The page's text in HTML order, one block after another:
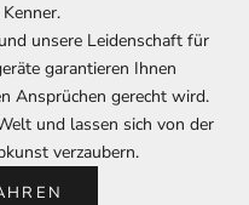
unsere Leidenschaft für
garantieren Ihnen
Ansprüchen gerecht wird.
und lassen sich von der
verzaubern.